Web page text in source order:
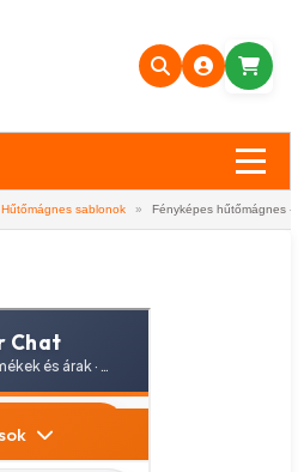
Hűtőmágnes sablonok » Fényképes hűtőmágnes -